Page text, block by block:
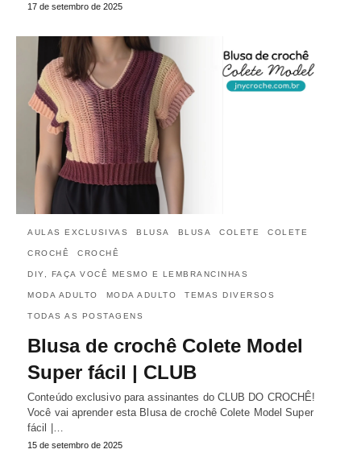
17 de setembro de 2025
AULAS EXCLUSIVAS BLUSA BLUSA COLETE COLETE
CROCHÊ CROCHÊ
DIY, FAÇA VOCÊ MESMO E LEMBRANCINHAS
MODA ADULTO MODA ADULTO TEMAS DIVERSOS
TODAS AS POSTAGENS
Blusa de crochê Colete Model
Super fácil | CLUB
Conteúdo exclusivo para assinantes do CLUB DO CROCHÊ!
Você vai aprender esta Blusa de crochê Colete Model Super
fácil |…
15 de setembro de 2025